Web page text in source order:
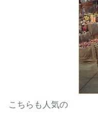
こちらも人気の